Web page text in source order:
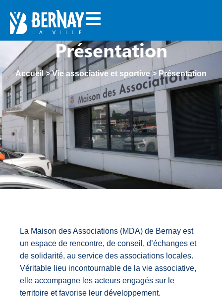
Présentation
Accueil>Vie associative et sportive> Présentation
La Maison des Associations (MDA) de Bernay est
un espace de rencontre, de conseil, d’échanges et
de solidarité, au service des associations locales.
Véritable lieu incontournable de la vie associative,
elle accompagne les acteurs engagés sur le
territoire et favorise leur développement.